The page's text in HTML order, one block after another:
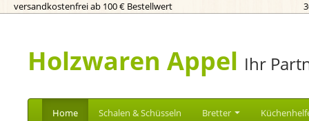
versandkostenfrei ab 100 € Bestellwert
Holzwaren Appel Ihr
Home Schalen & Schüsseln Bretter